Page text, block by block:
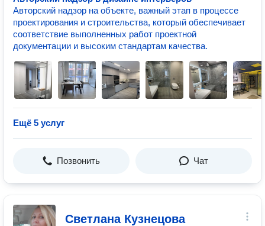
Авторский надзор на объекте, важный этап в процессе
проектирования и строительства, который обеспечивает
соответствие выполненных работ проектной
документации и высоким стандартам качества.
Ещё 5 услуг
Позвонить Чат
Светлана Кузнецова